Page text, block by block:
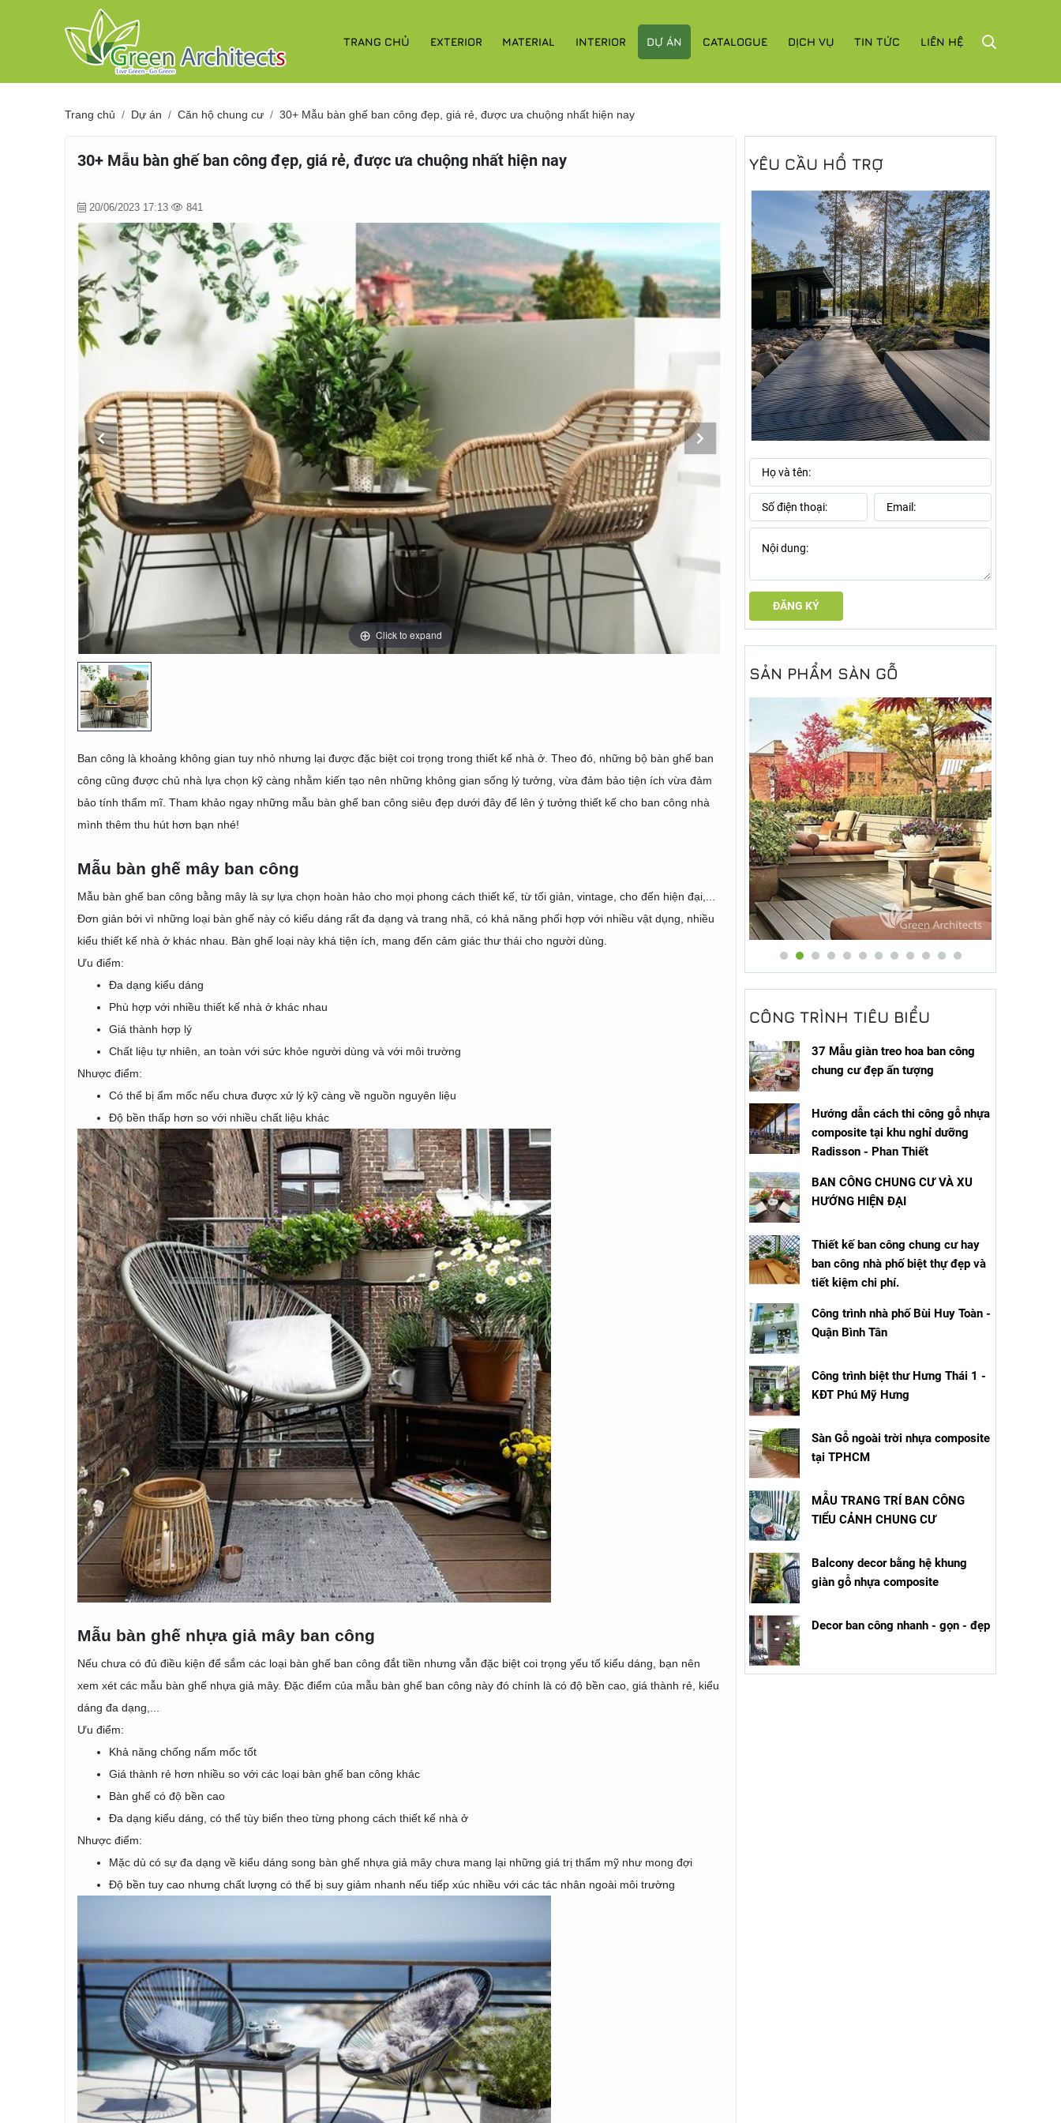
TRANG CHỦ EXTERIOR MATERIAL INTERIOR DỰ ÁN CATALOGUE DỊCH VỤ TIN TỨC LIÊN HỆ
Trang chủ Dự án Căn hộ chung cư 30+ Mẫu bàn ghế ban công đẹp, giá rẻ, được ưa chuộng nhất hiện nay
30+ Mẫu bàn ghế ban công đẹp, giá rẻ, được ưa chuộng nhất hiện nay
20/06/2023 17:13 841
Click to expand
Ban công là khoảng không gian tuy nhỏ nhưng lại được đặc biệt coi trọng trong thiết kế nhà ở. Theo đó, những bộ bàn ghế ban
công cũng được chủ nhà lựa chọn kỹ càng nhằm kiến tạo nên những không gian sống lý tưởng, vừa đảm bảo tiện ích vừa đảm
bảo tính thẩm mĩ. Tham khảo ngay những mẫu bàn ghế ban công siêu đẹp dưới đây để lên ý tưởng thiết kế cho ban công nhà
mình thêm thu hút hơn bạn nhé!
Mẫu bàn ghế mây ban công
Mẫu bàn ghế ban công bằng mây là sự lựa chọn hoàn hảo cho mọi phong cách thiết kế, từ tối giản, vintage, cho đến hiện đại,...
Đơn giản bởi vì những loại bàn ghế này có kiểu dáng rất đa dạng và trang nhã, có khả năng phối hợp với nhiều vật dụng, nhiều
kiểu thiết kế nhà ở khác nhau. Bàn ghế loại này khá tiện ích, mang đến cảm giác thư thái cho người dùng.
Ưu điểm:
Đa dạng kiểu dáng
Phù hợp với nhiều thiết kế nhà ở khác nhau
Giá thành hợp lý
Chất liệu tự nhiên, an toàn với sức khỏe người dùng và với môi trường
Nhược điểm:
Có thể bị ẩm mốc nếu chưa được xử lý kỹ càng về nguồn nguyên liệu
Độ bền thấp hơn so với nhiều chất liệu khác
Mẫu bàn ghế nhựa giả mây ban công
Nếu chưa có đủ điều kiện để sắm các loại bàn ghế ban công đắt tiền nhưng vẫn đặc biệt coi trọng yếu tố kiểu dáng, bạn nên
xem xét các mẫu bàn ghế nhựa giả mây. Đặc điểm của mẫu bàn ghế ban công này đó chính là có độ bền cao, giá thành rẻ, kiểu
dáng đa dạng,...
Ưu điểm:
Khả năng chống nấm mốc tốt
Giá thành rẻ hơn nhiều so với các loại bàn ghế ban công khác
Bàn ghế có độ bền cao
Đa dạng kiểu dáng, có thể tùy biến theo từng phong cách thiết kế nhà ở
Nhược điểm:
Mặc dù có sự đa dạng về kiểu dáng song bàn ghế nhựa giả mây chưa mang lại những giá trị thẩm mỹ như mong đợi
Độ bền tuy cao nhưng chất lượng có thể bị suy giảm nhanh nếu tiếp xúc nhiều với các tác nhân ngoài môi trường
YÊU CẦU HỔ TRỢ
ĐĂNG KÝ
SẢN PHẨM SÀN GỖ
CÔNG TRÌNH TIÊU BIỂU
37 Mẫu giàn treo hoa ban công
chung cư đẹp ấn tượng
Hướng dẫn cách thi công gỗ nhựa
composite tại khu nghỉ dưỡng
Radisson - Phan Thiết
BAN CÔNG CHUNG CƯ VÀ XU
HƯỚNG HIỆN ĐẠI
Thiết kế ban công chung cư hay
ban công nhà phố biệt thự đẹp và
tiết kiệm chi phí.
Công trình nhà phố Bùi Huy Toàn -
Quận Bình Tân
Công trình biệt thư Hưng Thái 1 -
KĐT Phú Mỹ Hưng
Sàn Gỗ ngoài trời nhựa composite
tại TPHCM
MẪU TRANG TRÍ BAN CÔNG
TIỂU CẢNH CHUNG CƯ
Balcony decor bằng hệ khung
giàn gỗ nhựa composite
Decor ban công nhanh - gọn - đẹp